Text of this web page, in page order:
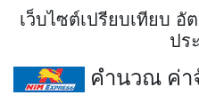
เว็บไซต์เปรียบเทียบ
ปร
คำนวณ ค่า